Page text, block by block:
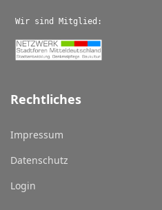
Wir sind Mitglied:
Rechtliches
Impressum
Datenschutz
Login